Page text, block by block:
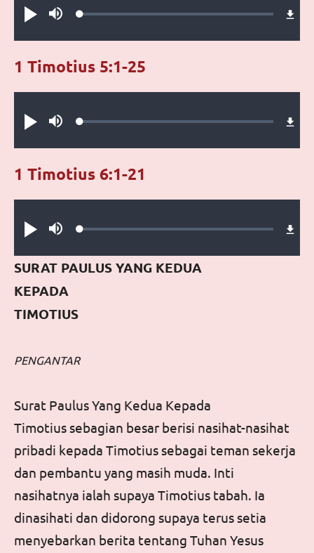
PutarBisu Loaded:
PutarBisu Loaded:
1 Timotius 5:1-25
PutarBisu Loaded:
1 Timotius 6:1-21
SURAT PAULUS YANG KEDUA
KEPADA
TIMOTIUS
PENGANTAR
Surat Paulus Yang Kedua Kepada
Timotius sebagian besar berisi nasihat-nasihat
pribadi kepada Timotius sebagai teman sekerja
dan pembantu yang masih muda. Inti
nasihatnya ialah supaya Timotius tabah. Ia
dinasihati dan didorong supaya terus setia
menyebarkan berita tentang Tuhan Yesus